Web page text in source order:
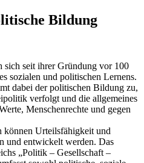
Bildung
sich seit ihrer Gründung vor 100
sozialen und politischen Lernens.
dabei der politischen Bildung zu,
verfolgt und die allgemeines
Menschenrechte und gegen
können Urteilsfähigkeit und
und entwickelt werden. Das
„Politik – Gesellschaft –